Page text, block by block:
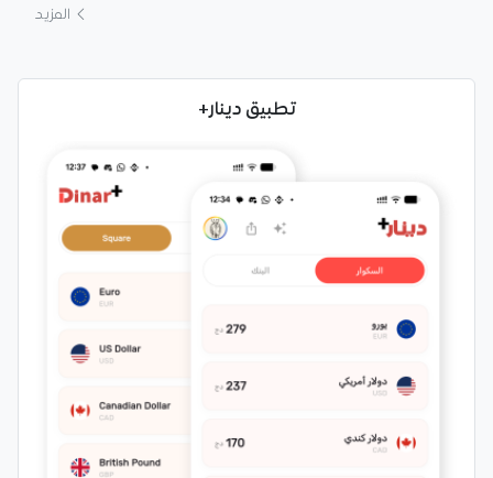
المزيد
تطبيق دينار+